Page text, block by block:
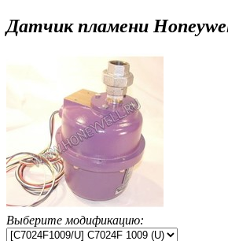
Датчик пламени
Выберите модификацию: